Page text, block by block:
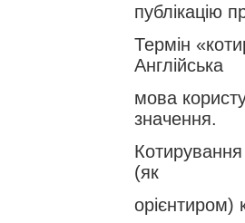
публікацію
Термін
Англійська
мова
значення.
(як
орієнтиром)